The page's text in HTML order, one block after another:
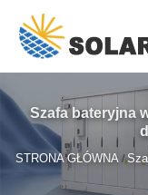
Szafa bateryjna
STRONA GŁÓWNA /